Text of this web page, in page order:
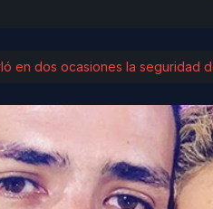
en dos ocasiones la seguridad